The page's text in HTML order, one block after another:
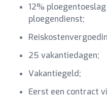
12%
ploegendienst;
25 vakantiedagen;
Vakantiegeld;
Eerst een contract